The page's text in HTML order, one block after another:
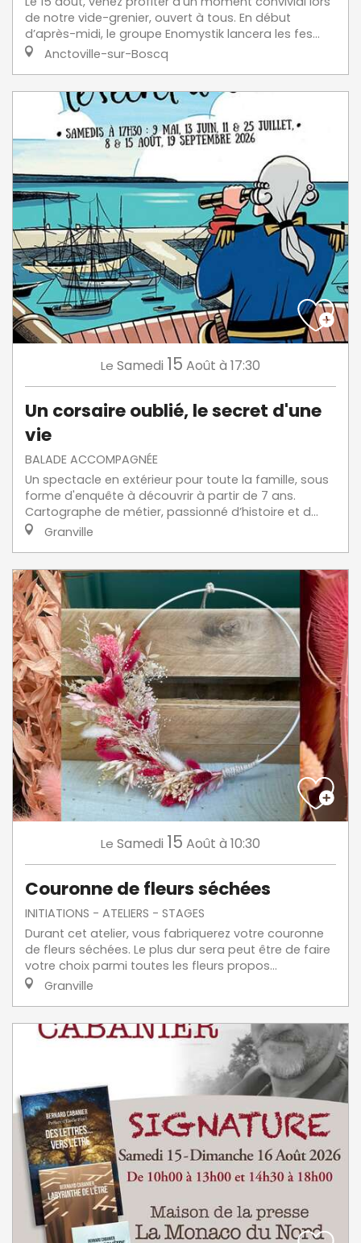
de notre vide-grenier, ouvert à tous. En début
d’après-midi, le groupe Enomystik lancera les fes...
Anctoville-sur-Boscq
Le Samedi 15 Août à 17:30
Un corsaire oublié, le secret d'une
vie
BALADE ACCOMPAGNÉE
Un spectacle en extérieur pour toute la famille, sous
forme d'enquête à découvrir à partir de 7 ans.
Cartographe de métier, passionné d’histoire et d...
Granville
Le Samedi 15 Août à 10:30
Couronne de fleurs séchées
INITIATIONS - ATELIERS - STAGES
Durant cet atelier, vous fabriquerez votre couronne
de fleurs séchées. Le plus dur sera peut être de faire
votre choix parmi toutes les fleurs propos...
Granville